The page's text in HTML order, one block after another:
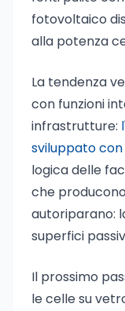
fotovoltaico
alla potenza
La tendenza
con funzioni
infrastrutture:
sviluppato con
logica delle
che
autoriparano:
superfici
Il prossimo
le celle su